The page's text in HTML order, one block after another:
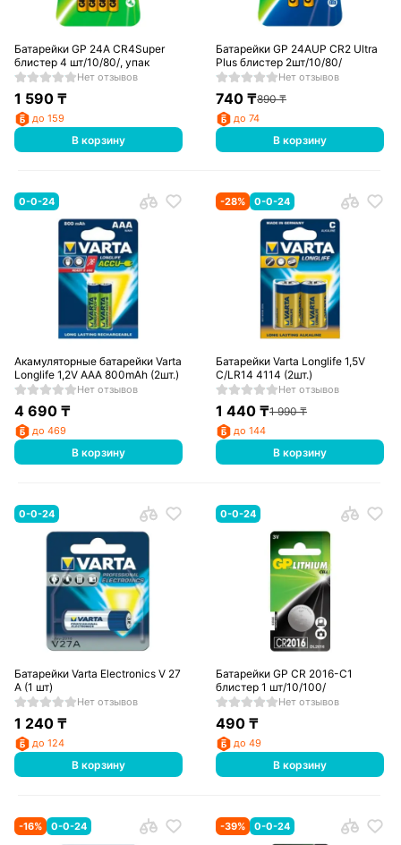
Батарейки GP 24A CR4Super
блистер 4 шт/10/80/, упак
Нет отзывов
1 590₸
до 159
В корзину
Батарейки GP 24AUP CR2 Ultra
Plus блистер 2шт/10/80/
Нет отзывов
740 ₸890₸
до 74
В корзину
0-0-24
Акамуляторные батарейки Varta
Longlife 1,2V AAA 800mAh (2шт.)
Нет отзывов
4 690₸
до 469
В корзину
-28% 0-0-24
Батарейки Varta Longlife 1,5V
C/LR14 4114 (2шт.)
Нет отзывов
1 440 ₸1 990₸
до 144
В корзину
0-0-24
Батарейки Varta Electronics V 27
A (1 шт)
Нет отзывов
1 240₸
до 124
В корзину
0-0-24
Батарейки GP CR 2016-C1
блистер 1 шт/10/100/
Нет отзывов
490 ₸
до 49
В корзину
-16% 0-0-24 -39% 0-0-24